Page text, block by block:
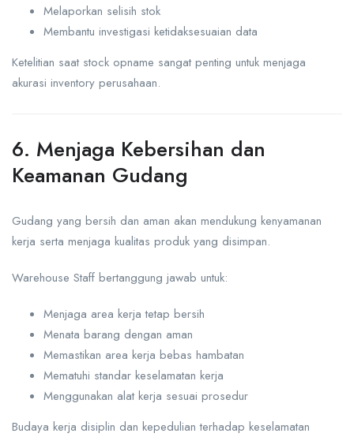
Melaporkan selisih stok
Membantu investigasi ketidaksesuaian data
Ketelitian saat stock opname sangat penting untuk menjaga
akurasi inventory perusahaan.
6. Menjaga Kebersihan dan
Keamanan Gudang
Gudang yang bersih dan aman akan mendukung kenyamanan
kerja serta menjaga kualitas produk yang disimpan.
Warehouse Staff bertanggung jawab untuk:
Menjaga area kerja tetap bersih
Menata barang dengan aman
Memastikan area kerja bebas hambatan
Mematuhi standar keselamatan kerja
Menggunakan alat kerja sesuai prosedur
Budaya kerja disiplin dan kepedulian terhadap keselamatan